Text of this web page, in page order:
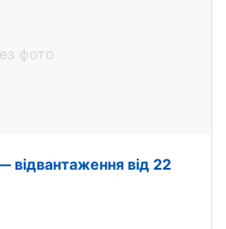
фото
відвантаження від 22